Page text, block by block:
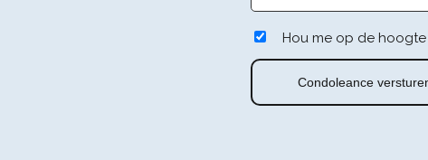
Hou me op de